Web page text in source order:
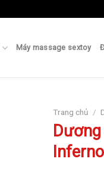
Máy massage sextoy
Trang chủ /